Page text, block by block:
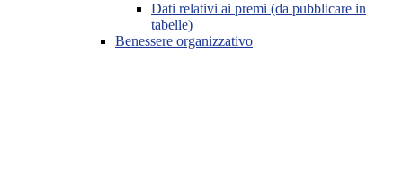
Dati relativi ai premi (da pubblicare in
tabelle)
Benessere organizzativo